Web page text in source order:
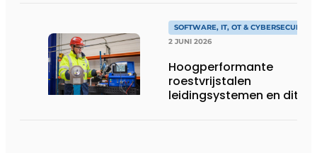
SOFTWARE, IT, OT & CYBERSECURITY
2 JUNI 2026
Hoogperformante
roestvrijstalen
leidingsystemen en dito